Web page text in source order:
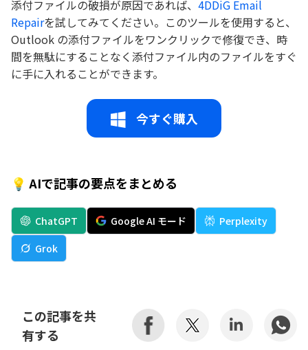
添付ファイルの破損が原因であれば、 4DDiG Email
Repairを試してみてください。このツールを使用すると、
Outlook の添付ファイルをワンクリックで修復でき、時
間を無駄にすることなく添付ファイル内のファイルをすぐ
に手に入れることができます。
今すぐ購入
💡 AIで記事の要点をまとめる
ChatGPT Google AI モード
Perplexity
Grok
この記事を共
有する